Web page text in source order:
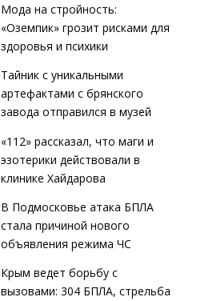
Мода на стройность:
«Оземпик» грозит рисками для
здоровья и психики
Тайник с уникальными
артефактами с брянского
завода отправился в музей
«112» рассказал, что маги и
эзотерики действовали в
клинике Хайдарова
В Подмосковье атака БПЛА
стала причиной нового
объявления режима ЧС
Крым ведет борьбу с
вызовами: 304 БПЛА, стрельба